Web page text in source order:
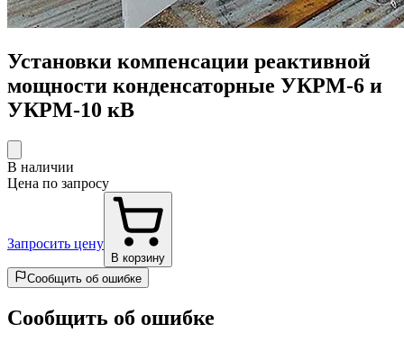
Установки компенсации реактивной
мощности конденсаторные УКРМ-6 и
УКРМ-10 кВ
В наличии
Цена по запросу
Запросить цену
В корзину
Сообщить об ошибке
Сообщить об ошибке